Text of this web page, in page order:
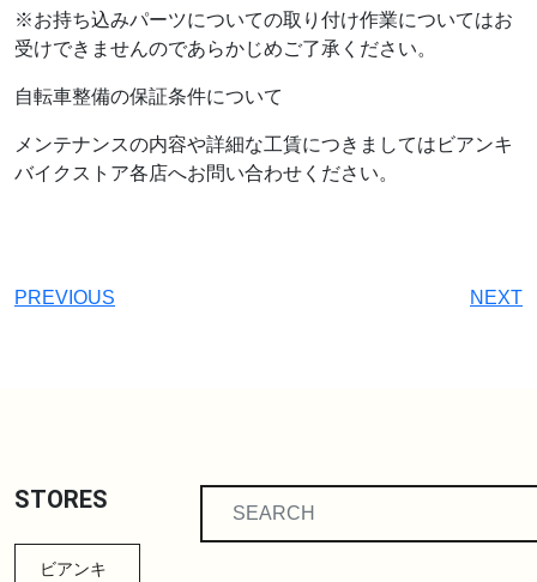
※お持ち込みパーツについての取り付け作業についてはお
受けできませんのであらかじめご了承ください。
自転車整備の保証条件について
メンテナンスの内容や詳細な工賃につきましてはビアンキ
バイクストア各店へお問い合わせください。
PREVIOUS NEXT
STORES
ビアンキ